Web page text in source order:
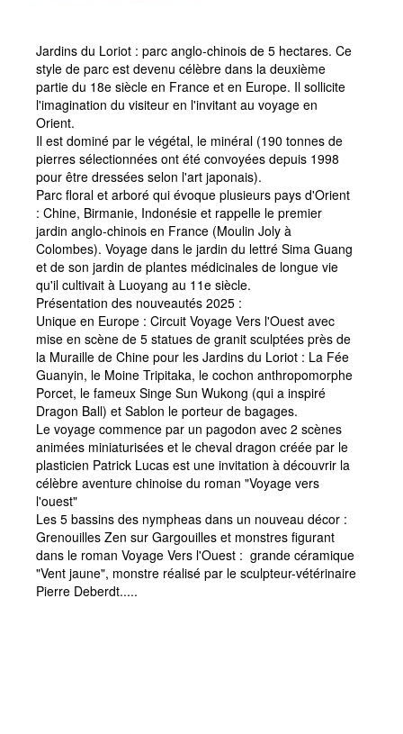
Jardins du Loriot : parc anglo-chinois de 5 hectares. Ce
style de parc est devenu célèbre dans la deuxième
partie du 18e siècle en France et en Europe. Il sollicite
l'imagination du visiteur en l'invitant au voyage en
Orient.
Il est dominé par le végétal, le minéral (190 tonnes de
pierres sélectionnées ont été convoyées depuis 1998
pour être dressées selon l'art japonais).
Parc floral et arboré qui évoque plusieurs pays d'Orient
: Chine, Birmanie, Indonésie et rappelle le premier
jardin anglo-chinois en France (Moulin Joly à
Colombes). Voyage dans le jardin du lettré Sima Guang
et de son jardin de plantes médicinales de longue vie
qu'il cultivait à Luoyang au 11e siècle.
Présentation des nouveautés 2025 :
Unique en Europe : Circuit Voyage Vers l'Ouest avec
mise en scène de 5 statues de granit sculptées près de
la Muraille de Chine pour les Jardins du Loriot : La Fée
Guanyin, le Moine Tripitaka, le cochon anthropomorphe
Porcet, le fameux Singe Sun Wukong (qui a inspiré
Dragon Ball) et Sablon le porteur de bagages.
Le voyage commence par un pagodon avec 2 scènes
animées miniaturisées et le cheval dragon créée par le
plasticien Patrick Lucas est une invitation à découvrir la
célèbre aventure chinoise du roman "Voyage vers
l'ouest"
Les 5 bassins des nympheas dans un nouveau décor :
Grenouilles Zen sur Gargouilles et monstres figurant
dans le roman Voyage Vers l'Ouest : grande céramique
"Vent jaune", monstre réalisé par le sculpteur-vétérinaire
Pierre Deberdt.....